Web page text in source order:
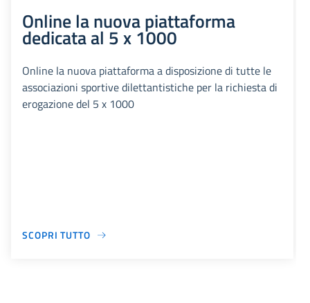
Online la nuova piattaforma
dedicata al 5 x 1000
Online la nuova piattaforma a disposizione di tutte le
associazioni sportive dilettantistiche per la richiesta di
erogazione del 5 x 1000
SCOPRI TUTTO